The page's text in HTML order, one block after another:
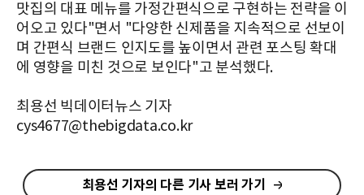
맛집의 대표 메뉴를 가정간편식으로 구현하는 전략을 이
어오고 있다"면서 "다양한 신제품을 지속적으로 선보이
며 간편식 브랜드 인지도를 높이면서 관련 포스팅 확대
에 영향을 미친 것으로 보인다"고 분석했다.
최용선 빅데이터뉴스 기자
cys4677@thebigdata.co.kr
최용선 기자의 다른 기사 보러 가기